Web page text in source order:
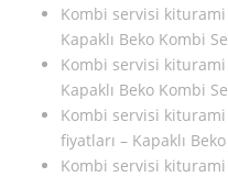
Kombi servisi
Kapaklı Beko Kombi
Kombi servisi
Kapaklı Beko Kombi
Kombi servisi
fiyatları – Kapaklı
Kombi servisi